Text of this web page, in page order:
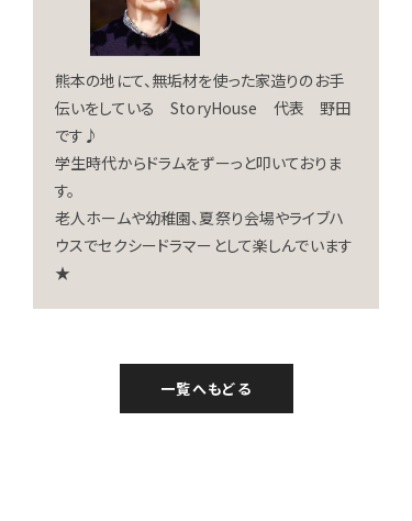
熊本の地にて、無垢材を使った家造りのお手
伝いをしている StoryHouse 代表 野田
です♪
学生時代からドラムをずーっと叩いておりま
す。
老人ホームや幼稚園、夏祭り会場やライブハ
ウスでセクシードラマーとして楽しんでいます
★
一覧へもどる